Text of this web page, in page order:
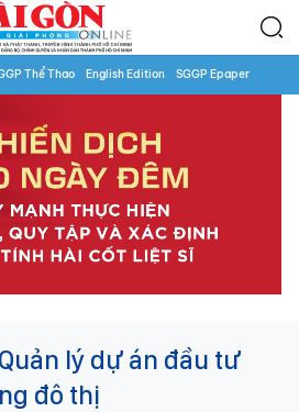
Thể Thao English Edition SGGP Epaper
lý dự án đầu tư
đô thị